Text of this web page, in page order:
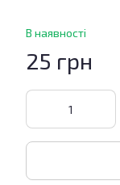
В наявності
25 грн